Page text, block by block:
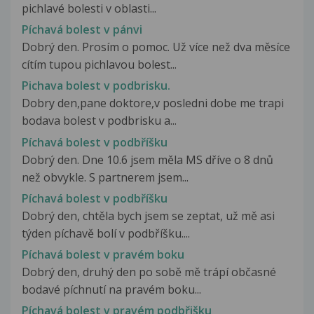
pichlavé bolesti v oblasti...
Píchavá bolest v pánvi
Dobrý den. Prosím o pomoc. Už více než dva měsíce
cítím tupou pichlavou bolest...
Pichava bolest v podbrisku.
Dobry den,pane doktore,v posledni dobe me trapi
bodava bolest v podbrisku a...
Píchavá bolest v podbříšku
Dobrý den. Dne 10.6 jsem měla MS dříve o 8 dnů
než obvykle. S partnerem jsem...
Píchavá bolest v podbříšku
Dobrý den, chtěla bych jsem se zeptat, už mě asi
týden píchavě bolí v podbříšku....
Píchavá bolest v pravém boku
Dobrý den, druhý den po sobě mě trápí občasné
bodavé píchnutí na pravém boku...
Píchavá bolest v pravém podbřišku